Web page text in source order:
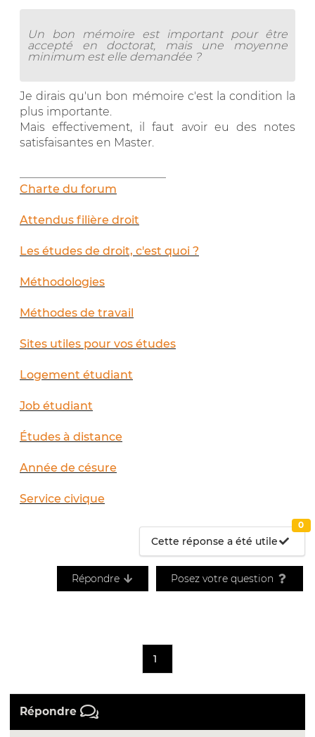
Un bon mémoire est important pour être
accepté en doctorat, mais une moyenne
minimum est elle demandée ?
Je dirais qu'un bon mémoire c'est la condition la
plus importante.
Mais effectivement, il faut avoir eu des notes
satisfaisantes en Master.
Charte du forum
Attendus filière droit
Les études de droit, c'est quoi ?
Méthodologies
Méthodes de travail
Sites utiles pour vos études
Logement étudiant
Job étudiant
Études à distance
Année de césure
Service civique
Cette réponse a été utile
0
Répondre Posez votre question
1
Répondre